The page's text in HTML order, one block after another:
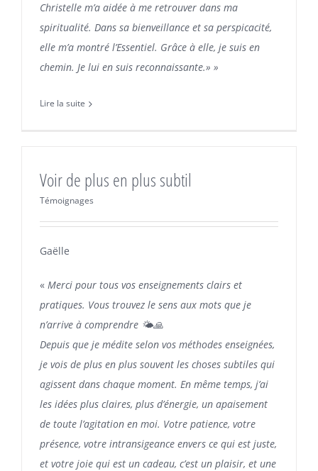
Christelle m’a aidée à me retrouver dans ma
spiritualité. Dans sa bienveillance et sa perspicacité,
elle m’a montré l’Essentiel. Grâce à elle, je suis en
chemin. Je lui en suis reconnaissante.» »
Lire la suite
Voir de plus en plus subtil
Témoignages
Gaëlle
« Merci pour tous vos enseignements clairs et
pratiques. Vous trouvez le sens aux mots que je
n’arrive à comprendre 🌤️🙏
Depuis que je médite selon vos méthodes enseignées,
je vois de plus en plus souvent les choses subtiles qui
agissent dans chaque moment. En même temps, j’ai
les idées plus claires, plus d’énergie, un apaisement
de toute l’agitation en moi. Votre patience, votre
présence, votre intransigeance envers ce qui est juste,
et votre joie qui est un cadeau, c’est un plaisir, et une